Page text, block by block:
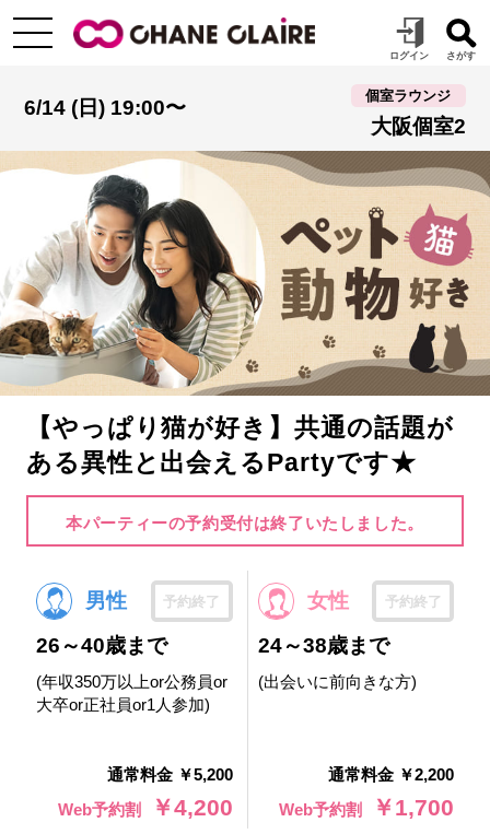
6/14 (日) 19:00〜
個室ラウンジ
大阪個室2
【やっぱり猫が好き】共通の話題が
ある異性と出会えるPartyです★
本パーティーの予約受付は終了いたしました。
男性 予約終了
26～40歳まで
(年収350万以上or公務員or
大卒or正社員or1人参加)
通常料金 ￥5,200
Web予約割
￥4,200
女性 予約終了
24～38歳まで
(出会いに前向きな方)
通常料金 ￥2,200
Web予約割
￥1,700